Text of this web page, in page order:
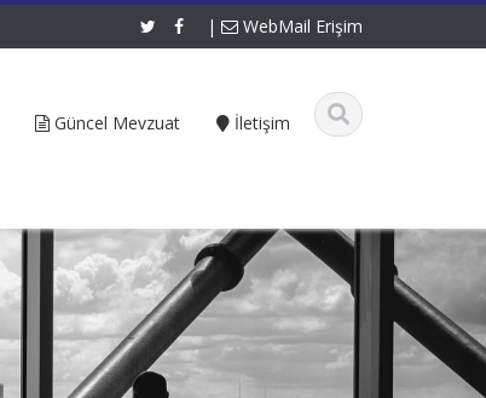
| WebMail Erişim
Güncel Mevzuat İletişim